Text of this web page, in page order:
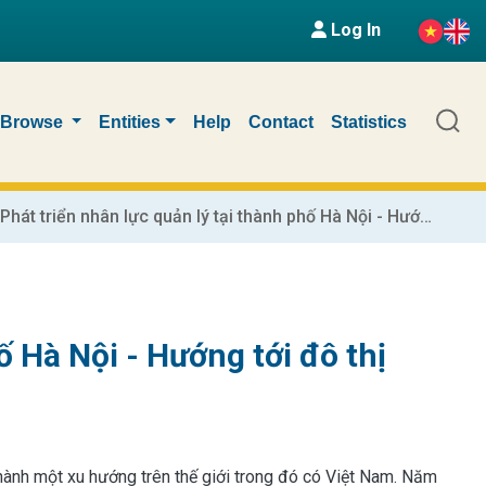
Log In
Browse Entities Help Contact Statistics
Phát triển nhân lực quản lý tại thành phố Hà Nội - Hướng tới đô thị thông minh
Hà Nội - Hướng tới đô thị
một xu hướng trên thế giới trong đó có Việt Nam. Năm